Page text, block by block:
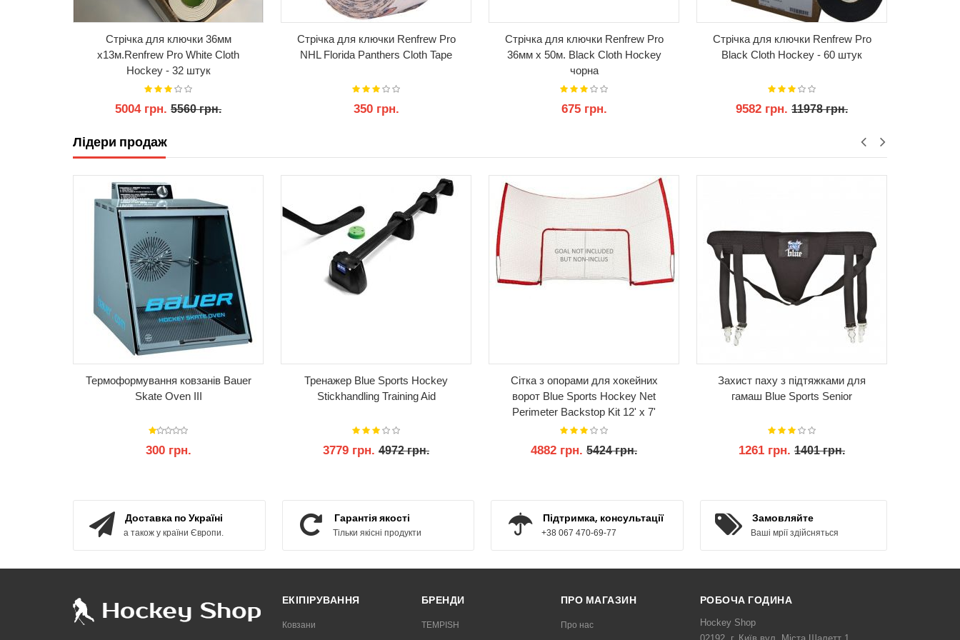
Стрічка для ключки 36мм
x13м.Renfrew Pro White Cloth
Hockey - 32 штук
5004 грн. 5560 грн.
Стрічка для ключки Renfrew Pro
NHL Florida Panthers Cloth Tape
350 грн.
Стрічка для ключки Renfrew Pro
36мм x 50м. Black Cloth Hockey
чорна
675 грн.
Стрічка для ключки Renfrew Pro
Black Cloth Hockey - 60 штук
9582 грн. 11978 грн.
Лідери продаж
Термоформування ковзанів Bauer
Skate Oven III
300 грн.
Тренажер Blue Sports Hockey
Stickhandling Training Aid
3779 грн. 4972 грн.
Сітка з опорами для хокейних
ворот Blue Sports Hockey Net
Perimeter Backstop Kit 12' x 7'
Netting Protective Goal
4882 грн. 5424 грн.
Захист паху з підтяжками для
гамаш Blue Sports Senior
1261 грн. 1401 грн.
Доставка по Україні
а також у країни Європи.
Гарантія якості
Тільки якісні продукти
Підтримка, консультації
+38 067 470-69-77
Замовляйте
Ваші мрії здійсняться
ЕКІПІРУВАННЯ
Ковзани
БРЕНДИ
TEMPISH
ПРО МАГАЗИН
Про нас
РОБОЧА ГОДИНА
Hockey Shop